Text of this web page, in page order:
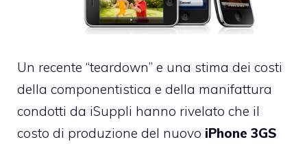
Un recente “teardown” e una stima dei costi
della componentistica e della manifattura
condotti da iSuppli hanno rivelato che il
costo di produzione del nuovo iPhone 3GS